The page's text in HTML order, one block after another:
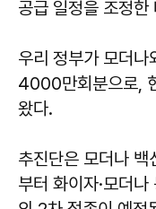
공급 일정을 조정한
우리 정부가 모더
4000만회분으로,
왔다.
추진단은 모더나
부터 화이자·모더